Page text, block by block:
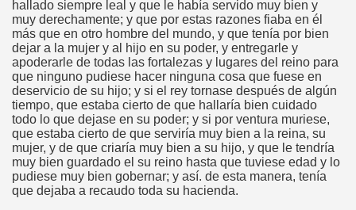
hallado siempre leal y que le había servido muy bien y
muy derechamente; y que por estas razones fiaba en él
más que en otro hombre del mundo, y que tenía por bien
dejar a la mujer y al hijo en su poder, y entregarle y
apoderarle de todas las fortalezas y lugares del reino para
que ninguno pudiese hacer ninguna cosa que fuese en
deservicio de su hijo; y si el rey tornase después de algún
tiempo, que estaba cierto de que hallaría bien cuidado
todo lo que dejase en su poder; y si por ventura muriese,
que estaba cierto de que serviría muy bien a la reina, su
mujer, y de que criaría muy bien a su hijo, y que le tendría
muy bien guardado el su reino hasta que tuviese edad y lo
pudiese muy bien gobernar; y así. de esta manera, tenía
que dejaba a recaudo toda su hacienda.